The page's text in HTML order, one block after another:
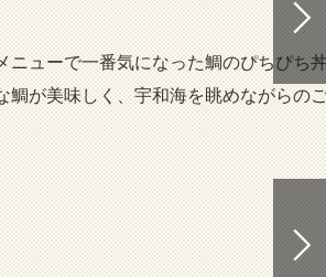
ューで一番気になった鯛のぴちぴち
鯛が美味しく、宇和海を眺めながらの